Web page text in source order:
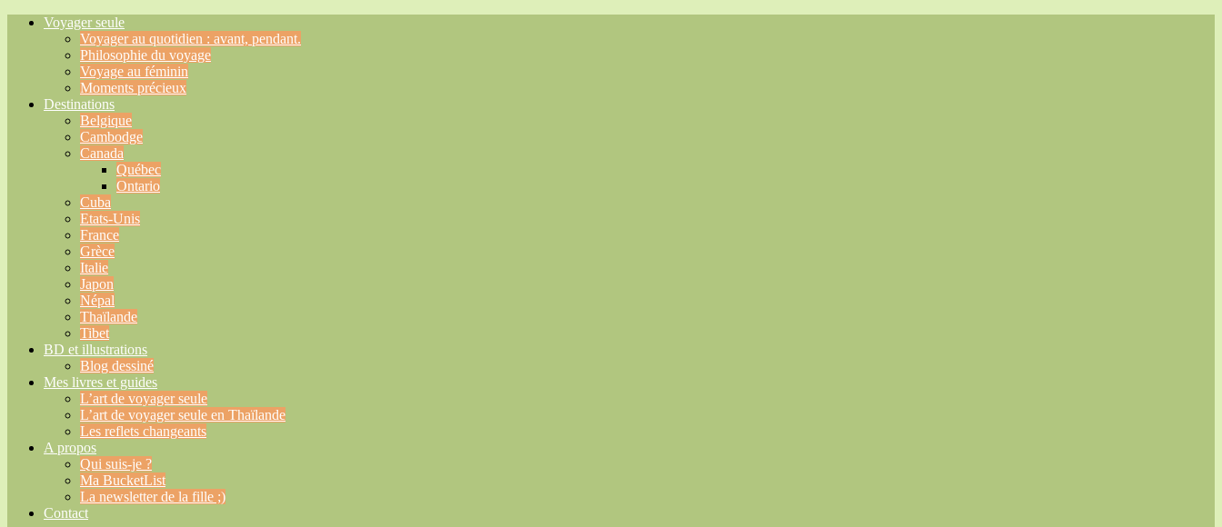
Voyager seule
Voyager au quotidien : avant, pendant.
Philosophie du voyage
Voyage au féminin
Moments précieux
Destinations
Belgique
Cambodge
Canada
Québec
Ontario
Cuba
Etats-Unis
France
Grèce
Italie
Japon
Népal
Thaïlande
Tibet
BD et illustrations
Blog dessiné
Mes livres et guides
L’art de voyager seule
L’art de voyager seule en Thaïlande
Les reflets changeants
A propos
Qui suis-je ?
Ma BucketList
La newsletter de la fille ;)
Contact